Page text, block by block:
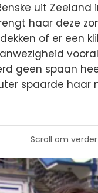
uit
haar deze
of er een
geen spaan
spaarde haar
Scroll om